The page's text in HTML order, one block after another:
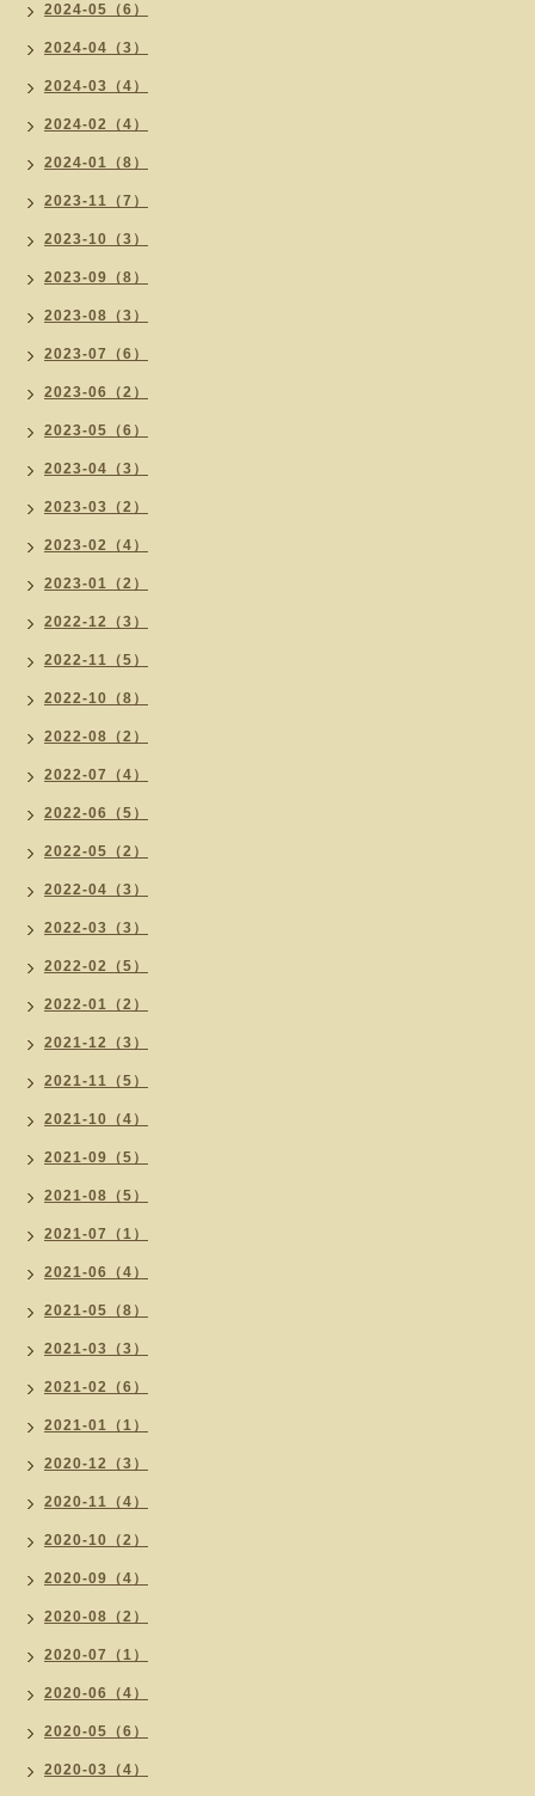
2024-05（6）
2024-04（3）
2024-03（4）
2024-02（4）
2024-01（8）
2023-11（7）
2023-10（3）
2023-09（8）
2023-08（3）
2023-07（6）
2023-06（2）
2023-05（6）
2023-04（3）
2023-03（2）
2023-02（4）
2023-01（2）
2022-12（3）
2022-11（5）
2022-10（8）
2022-08（2）
2022-07（4）
2022-06（5）
2022-05（2）
2022-04（3）
2022-03（3）
2022-02（5）
2022-01（2）
2021-12（3）
2021-11（5）
2021-10（4）
2021-09（5）
2021-08（5）
2021-07（1）
2021-06（4）
2021-05（8）
2021-03（3）
2021-02（6）
2021-01（1）
2020-12（3）
2020-11（4）
2020-10（2）
2020-09（4）
2020-08（2）
2020-07（1）
2020-06（4）
2020-05（6）
2020-03（4）